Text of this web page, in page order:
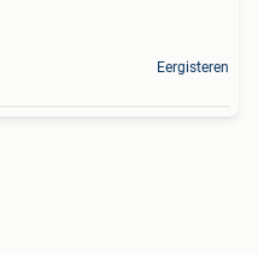
Eergisteren